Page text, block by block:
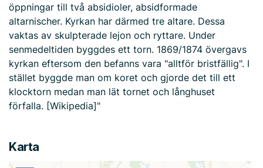
öppningar till två absidioler, absidformade
altarnischer. Kyrkan har därmed tre altare. Dessa
vaktas av skulpterade lejon och ryttare. Under
senmedeltiden byggdes ett torn. 1869/1874 övergavs
kyrkan eftersom den befanns vara "alltför bristfällig". I
stället byggde man om koret och gjorde det till ett
klocktorn medan man lät tornet och långhuset
förfalla. [Wikipedia]"
Karta